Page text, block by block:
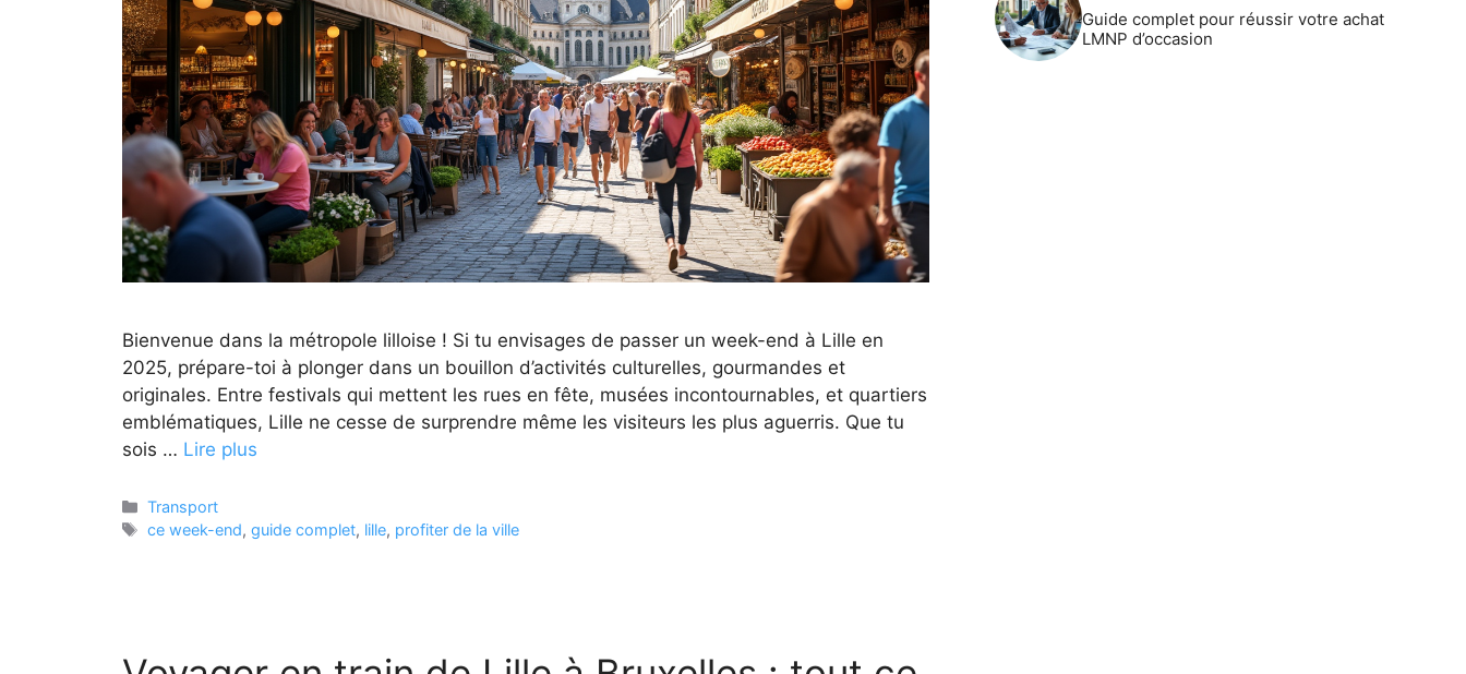
Bienvenue dans la métropole lilloise ! Si tu envisages de passer un week-end à Lille en
2025, prépare-toi à plonger dans un bouillon d’activités culturelles, gourmandes et
originales. Entre festivals qui mettent les rues en fête, musées incontournables, et quartiers
emblématiques, Lille ne cesse de surprendre même les visiteurs les plus aguerris. Que tu
sois … Lire plus
Catégories
Transport
Étiquettes
ce week-end,guide complet, lille, profiter de la ville
Guide complet pour réussir votre achat
LMNP d’occasion